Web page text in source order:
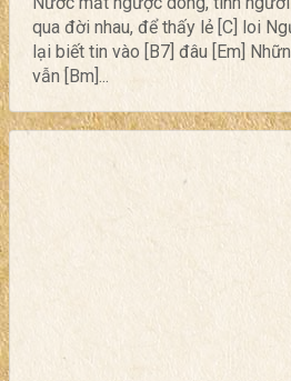
qua đời nhau, để thấy lẻ [C] loi
lại biết tin vào [B7] đâu [Em]
vẫn [Bm]...